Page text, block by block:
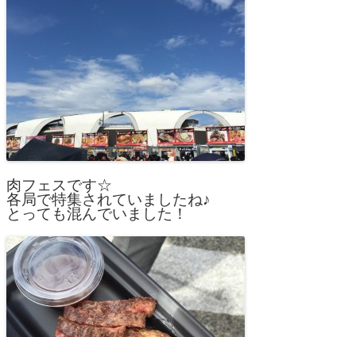
肉フェスです☆
各局で特集されていましたね♪
とっても混んでいました！